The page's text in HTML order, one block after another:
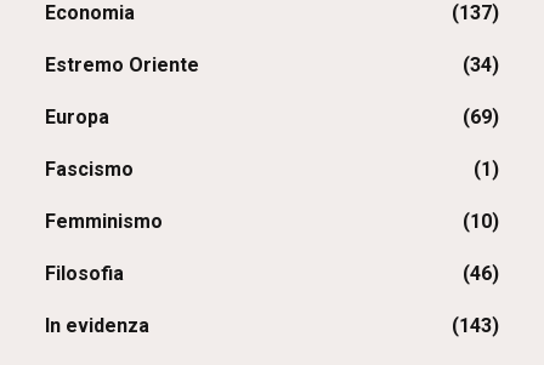
Economia (137)
Estremo Oriente (34)
Europa (69)
Fascismo (1)
Femminismo (10)
Filosofia (46)
In evidenza (143)